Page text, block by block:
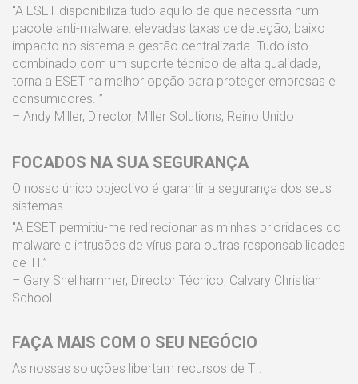
"A ESET disponibiliza tudo aquilo de que necessita num
pacote anti-malware: elevadas taxas de deteção, baixo
impacto no sistema e gestão centralizada. Tudo isto
combinado com um suporte técnico de alta qualidade,
torna a ESET na melhor opção para proteger empresas e
consumidores. ”
– Andy Miller, Director, Miller Solutions, Reino Unido
FOCADOS NA SUA SEGURANÇA
O nosso único objectivo é garantir a segurança dos seus
sistemas.
"A ESET permitiu-me redirecionar as minhas prioridades do
malware e intrusões de vírus para outras responsabilidades
de TI.”
– Gary Shellhammer, Director Técnico, Calvary Christian
School
FAÇA MAIS COM O SEU NEGÓCIO
As nossas soluções libertam recursos de TI.